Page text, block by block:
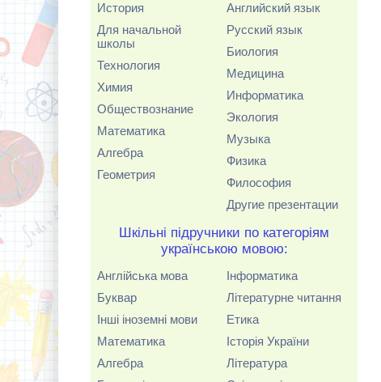
История
Для начальной
школы
Технология
Химия
Обществознание
Математика
Алгебра
Геометрия
Английский язык
Русский язык
Биология
Медицина
Информатика
Экология
Музыка
Физика
Философия
Другие презентации
Шкільні підручники по категоріям
українською мовою:
Англійська мова
Буквар
Інші іноземні мови
Математика
Алгебра
Інформатика
Літературне читання
Етика
Історія України
Література